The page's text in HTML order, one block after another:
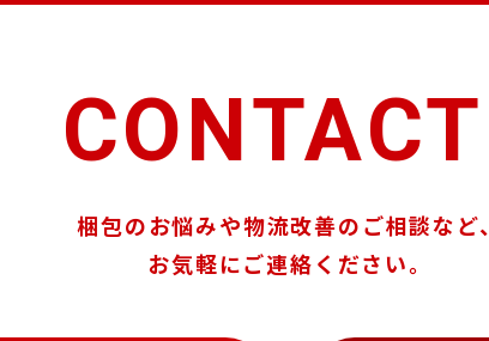
CONTACT
梱包のお悩みや物流改善のご相談など、
お気軽にご連絡ください。